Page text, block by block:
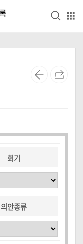
회기
의안종류